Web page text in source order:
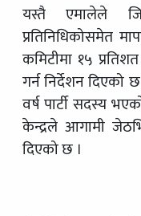
यस्तै एमालेले
प्रतिनिधिकोसमेत
कमिटीमा १५
गर्न निर्देशन दिएको
वर्ष पार्टी सदस्य
केन्द्रले आगामी
दिएको छ ।